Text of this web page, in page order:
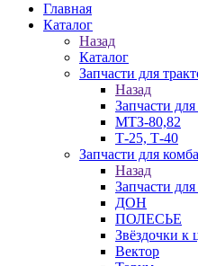
Главная
Каталог
Назад
Каталог
Запчасти для
Назад
Запчасти
МТЗ-80,82
Т-25, Т-40
Запчасти для
Назад
Запчасти
ДОН
ПОЛЕСЬЕ
Звёздочки к
Вектор